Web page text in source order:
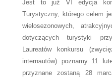
Jest to już VI edycja
Turystyczny, którego celem
wielosezonowych,
dotyczących turystyki
Laureatów konkursu
internautów) poznamy 11
przyznane zostaną 28